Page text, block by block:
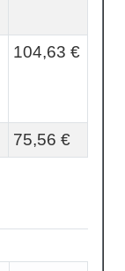
104,63 €
75,56 €